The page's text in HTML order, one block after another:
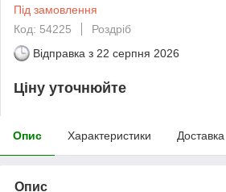
Під замовлення
Код: 54225
Роздріб
Відправка з 22 серпня 2026
Ціну уточнюйте
Опис Характеристики Доставка
Опис